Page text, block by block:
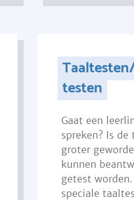
testen
Gaat een
spreken? Is
groter
kunnen
getest
speciale